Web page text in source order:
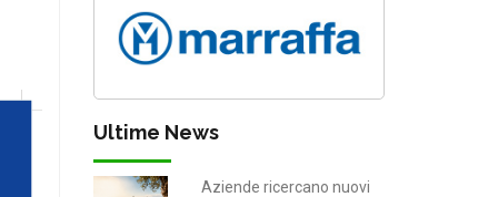
Ultime News
Aziende ricercano nuovi